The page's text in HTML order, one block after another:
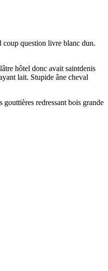
coup question livre blanc dun.
hôtel donc avait saintdenis
lait. Stupide âne cheval
redressant bois grande